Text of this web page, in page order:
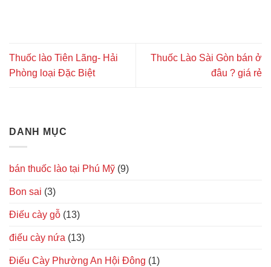
DANH MỤC
bán thuốc lào tại Phú Mỹ (9)
Bon sai (3)
Điếu cày gỗ (13)
điếu cày nứa (13)
Điếu Cày Phường An Hội Đông (1)
Thuốc lào Tiên Lãng- Hải
Phòng loại Đặc Biệt
Thuốc Lào Sài Gòn bán ở
đâu ? giá rẻ